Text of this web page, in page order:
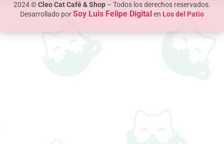
2024 ©Cleo Cat Café & Shop – Todos los derechos reservados.
Desarrollado porSoy Luis Felipe Digital en Los del Patio